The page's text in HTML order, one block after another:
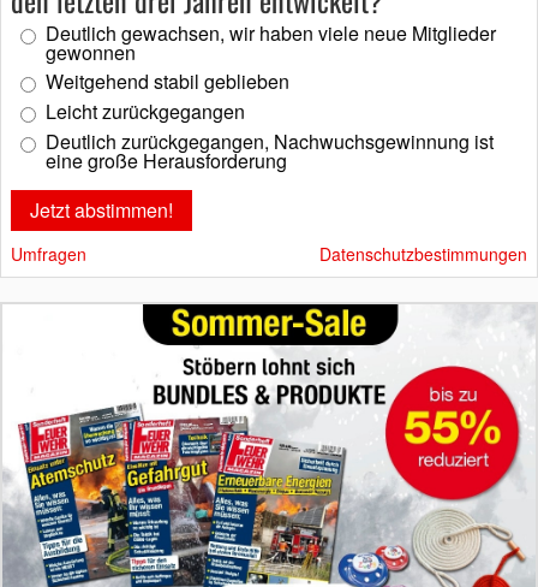
Deutlich gewachsen, wir haben viele neue Mitglieder
gewonnen
Weitgehend stabil geblieben
Leicht zurückgegangen
Deutlich zurückgegangen, Nachwuchsgewinnung ist
eine große Herausforderung
Umfragen Datenschutzbestimmungen